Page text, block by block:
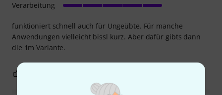
funktioniert schnell auch für Ungeübte. Für manche
Anwendungen vielleicht bissl kurz. Aber dafür gibts dann
die 1m Variante.
Verarbeitung